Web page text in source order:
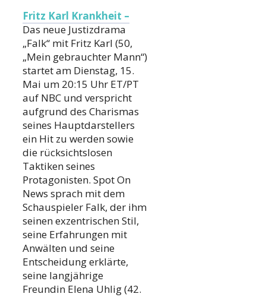
Fritz Karl Krankheit –
Das neue Justizdrama
„Falk“ mit Fritz Karl (50,
„Mein gebrauchter Mann“)
startet am Dienstag, 15.
Mai um 20:15 Uhr ET/PT
auf NBC und verspricht
aufgrund des Charismas
seines Hauptdarstellers
ein Hit zu werden sowie
die rücksichtslosen
Taktiken seines
Protagonisten. Spot On
News sprach mit dem
Schauspieler Falk, der ihm
seinen exzentrischen Stil,
seine Erfahrungen mit
Anwälten und seine
Entscheidung erklärte,
seine langjährige
Freundin Elena Uhlig (42.